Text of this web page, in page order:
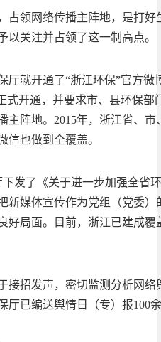
占领网络传播主阵地，是打
以关注并占领了这一制高点。
厅就开通了“浙江环保”官方微
式开通，并要求市、县环保部
主阵地。2015年，浙江省、
信也做到全覆盖。
发了《关于进一步加强全省
新媒体宣传作为党组（党委
好局面。目前，浙江已建成
接招发声，密切监测分析网
厅已编送舆情日（专）报100